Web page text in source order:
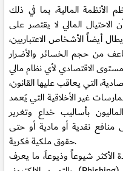
الأنظمة المالية، بما في ذلك
الاحتيال المالي لا يقتصر على
أيضاً الأشخاص الاعتباريين،
من حجم الخسائر والأضرار
التي يعاقب عليها القانون،
غير الأخلاقية التي يَعمد
بأساليب خداع وتغرير
نقدية أو مادية أو حتى
حقوق ملكية فكرية.
الأكثر شيوعاً وذيوعاَ، ما يعرف